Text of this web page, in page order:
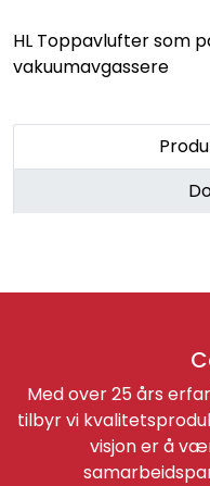
HL Toppavlufter som
vakuumavgassere
Med over 25 års
tilbyr vi
visjon er å